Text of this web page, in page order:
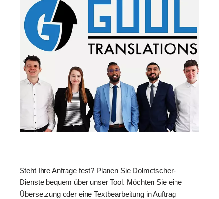
Steht Ihre Anfrage fest? Planen Sie Dolmetscher-
Dienste bequem über unser Tool. Möchten Sie eine
Übersetzung oder eine Textbearbeitung in Auftrag